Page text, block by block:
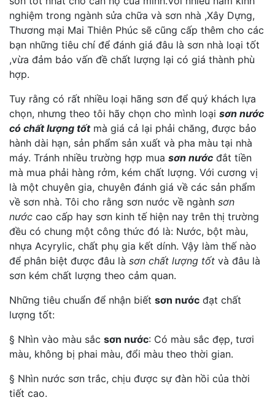
nghiệm trong ngành sửa chữa và sơn nhà ,Xây Dựng,
Thương mại Mai Thiên Phúc sẽ cũng cấp thêm cho các
bạn những tiêu chí để đánh giá đâu là sơn nhà loại tốt
,vừa đảm bảo vấn đề chất lượng lại có giá thành phù
hợp.
Tuy rằng có rất nhiều loại hãng sơn để quý khách lựa
chọn, nhưng theo tôi hãy chọn cho mình loại sơn nước
có chất lượng tốtmà giá cả lại phải chăng, được bảo
hành dài hạn, sản phẩm sản xuất và pha màu tại nhà
máy. Tránh nhiều trường hợp mua sơn nước đắt tiền
mà mua phải hàng rởm, kém chất lượng. Với cương vị
là một chuyên gia, chuyên đánh giá về các sản phẩm
về sơn nhà. Tôi cho rằng sơn nước về ngành sơn
nước cao cấp hay sơn kinh tế hiện nay trên thị trường
đều có chung một công thức đó là: Nước, bột màu,
nhựa Acyrylic, chất phụ gia kết dính. Vậy làm thế nào
để phân biệt được đâu là sơn chất lượng tốt và đâu là
sơn kém chất lượng theo cảm quan.
Những tiêu chuẩn để nhận biết sơn nước đạt chất
lượng tốt:
§ Nhìn vào màu sắc sơn nước: Có màu sắc đẹp, tươi
màu, không bị phai màu, đổi màu theo thời gian.
§ Nhìn nước sơn trắc, chịu được sự đàn hồi của thời
tiết cao.